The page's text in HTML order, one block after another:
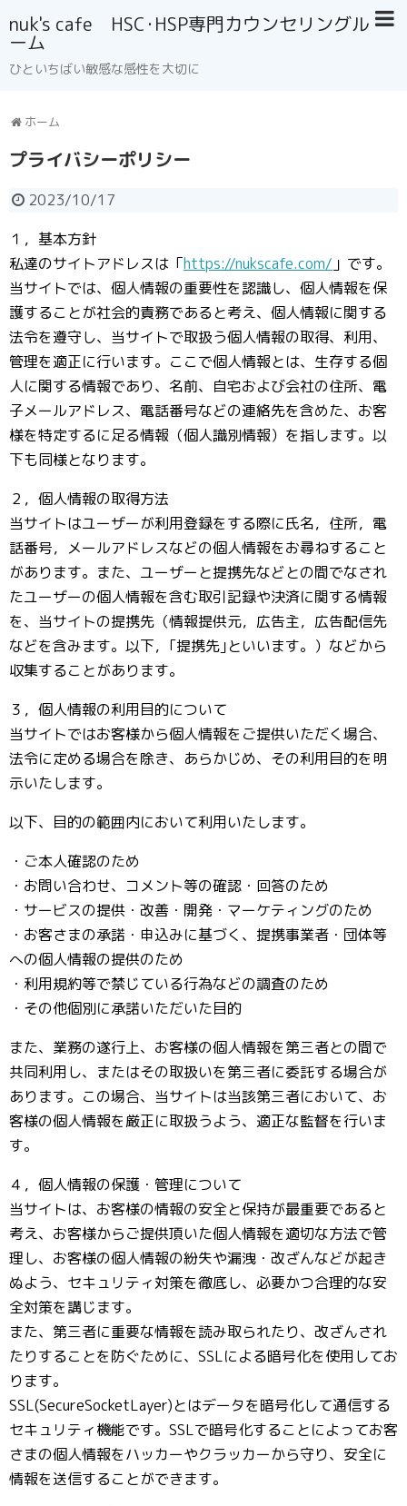
nuk's cafe HSC･HSP専門カウンセリングル
ーム
ひといちばい敏感な感性を大切に
ホーム
プライバシーポリシー
2023/10/17
１，基本方針
私達のサイトアドレスは「https://nukscafe.com/ 」です。
当サイトでは、個人情報の重要性を認識し、個人情報を保
護することが社会的責務であると考え、個人情報に関する
法令を遵守し、当サイトで取扱う個人情報の取得、利用、
管理を適正に行います。ここで個人情報とは、生存する個
人に関する情報であり、名前、自宅および会社の住所、電
子メールアドレス、電話番号などの連絡先を含めた、お客
様を特定するに足る情報（個人識別情報）を指します。以
下も同様となります。
２，個人情報の取得方法
当サイトはユーザーが利用登録をする際に氏名，住所，電
話番号，メールアドレスなどの個人情報をお尋ねすること
があります。また、ユーザーと提携先などとの間でなされ
たユーザーの個人情報を含む取引記録や決済に関する情報
を、当サイトの提携先（情報提供元，広告主，広告配信先
などを含みます。以下，｢提携先｣といいます。）などから
収集することがあります。
３，個人情報の利用目的について
当サイトではお客様から個人情報をご提供いただく場合、
法令に定める場合を除き、あらかじめ、その利用目的を明
示いたします。
以下、目的の範囲内において利用いたします。
・ご本人確認のため
・お問い合わせ、コメント等の確認・回答のため
・サービスの提供・改善・開発・マーケティングのため
・お客さまの承諾・申込みに基づく、提携事業者・団体等
への個人情報の提供のため
・利用規約等で禁じている行為などの調査のため
・その他個別に承諾いただいた目的
また、業務の遂行上、お客様の個人情報を第三者との間で
共同利用し、またはその取扱いを第三者に委託する場合が
あります。この場合、当サイトは当該第三者において、お
客様の個人情報を厳正に取扱うよう、適正な監督を行いま
す。
４，個人情報の保護・管理について
当サイトは、お客様の情報の安全と保持が最重要であると
考え、お客様からご提供頂いた個人情報を適切な方法で管
理し、お客様の個人情報の紛失や漏洩・改ざんなどが起き
ぬよう、セキュリティ対策を徹底し、必要かつ合理的な安
全対策を講じます。
また、第三者に重要な情報を読み取られたり、改ざんされ
たりすることを防ぐために、SSLによる暗号化を使用してお
ります。
SSL(SecureSocketLayer)とはデータを暗号化して通信する
セキュリティ機能です。SSLで暗号化することによってお客
さまの個人情報をハッカーやクラッカーから守り、安全に
情報を送信することができます。